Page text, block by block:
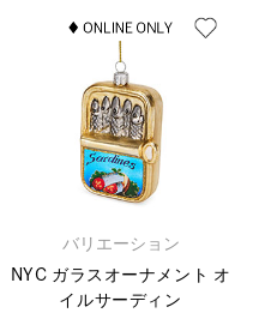
バリエーション
NYC ガラスオーナメント オ
イルサーディン